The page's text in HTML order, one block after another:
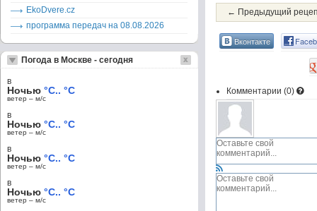
← Предыдущий
Вконтакте
Комментарии (0)
EkoDvere.cz
программа передач на 08.08.2026
Погода в Москве - сегодня
в
Ночью °C.. °C
ветер – м/c
в
Ночью °C.. °C
ветер – м/c
в
Ночью °C.. °C
ветер – м/c
в
Ночью °C.. °C
ветер – м/c